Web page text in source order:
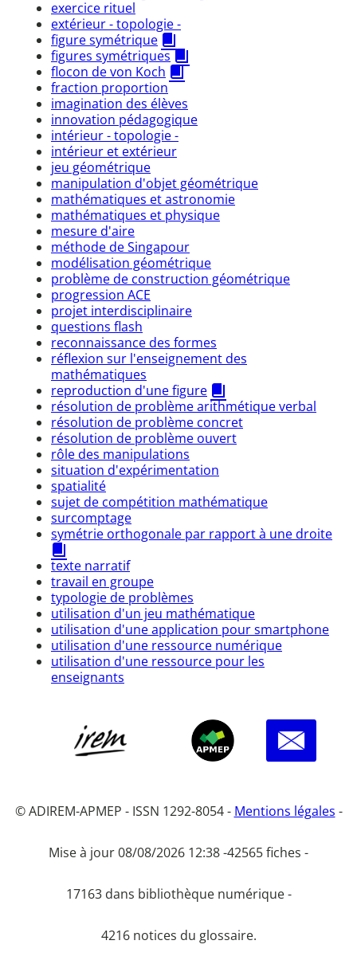
exercice rituel
extérieur - topologie -
figure symétrique
figures symétriques
flocon de von Koch
fraction proportion
imagination des élèves
innovation pédagogique
intérieur - topologie -
intérieur et extérieur
jeu géométrique
manipulation d'objet géométrique
mathématiques et astronomie
mathématiques et physique
mesure d'aire
méthode de Singapour
modélisation géométrique
problème de construction géométrique
progression ACE
projet interdisciplinaire
questions flash
reconnaissance des formes
réflexion sur l'enseignement des
mathématiques
reproduction d'une figure
résolution de problème arithmétique verbal
résolution de problème concret
résolution de problème ouvert
rôle des manipulations
situation d'expérimentation
spatialité
sujet de compétition mathématique
surcomptage
symétrie orthogonale par rapport à une droite
texte narratif
travail en groupe
typologie de problèmes
utilisation d'un jeu mathématique
utilisation d'une application pour smartphone
utilisation d'une ressource numérique
utilisation d'une ressource pour les
enseignants
© ADIREM-APMEP - ISSN 1292-8054 - Mentions légales -
Mise à jour 08/08/2026 12:38 -42565 fiches -
17163 dans bibliothèque numérique -
4216 notices du glossaire.